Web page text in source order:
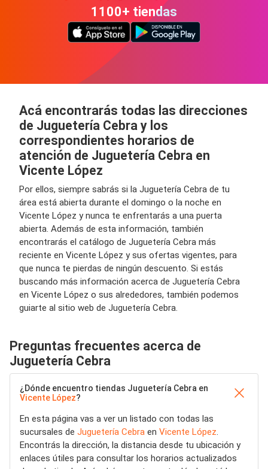
1100+ tiendas
Acá encontrarás todas las direcciones
de Juguetería Cebra y los
correspondientes horarios de
atención de Juguetería Cebra en
Vicente López
Por ellos, siempre sabrás si la Juguetería Cebra de tu
área está abierta durante el domingo o la noche en
Vicente López y nunca te enfrentarás a una puerta
abierta. Además de esta información, también
encontrarás el catálogo de Juguetería Cebra más
reciente en Vicente López y sus ofertas vigentes, para
que nunca te pierdas de ningún descuento. Si estás
buscando más información acerca de Juguetería Cebra
en Vicente López o sus alrededores, también podemos
guiarte al sitio web de Juguetería Cebra.
Preguntas frecuentes acerca de
Juguetería Cebra
¿Dónde encuentro tiendas Juguetería Cebra en
Vicente López?
En esta página vas a ver un listado con todas las
sucursales de Juguetería Cebra en Vicente López.
Encontrás la dirección, la distancia desde tu ubicación y
enlaces útiles para consultar los horarios actualizados